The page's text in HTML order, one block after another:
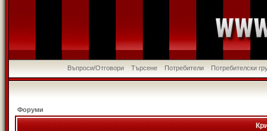
Въпроси/Отговори Търсене Потребители Потребителски
Форуми